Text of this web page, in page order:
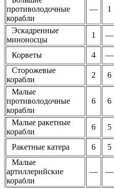
противолодочные
корабли
— 1
Эскадренные
миноносцы
1 —
Корветы 4 —
Сторожевые
корабли
2 6
Малые
противолодочные
корабли
6 6
Малые ракетные
корабли
6 5
Ракетные катера 6 5
Малые
артиллерийские
корабли
— —